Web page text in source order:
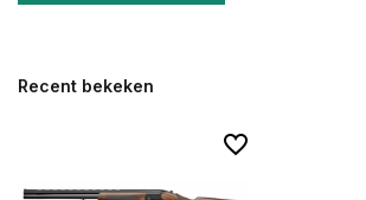
Recent bekeken